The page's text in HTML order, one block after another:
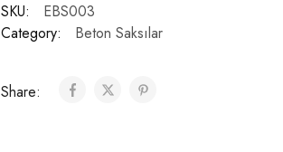
SKU:
EBS003
Category:
Beton Saksılar
Share: